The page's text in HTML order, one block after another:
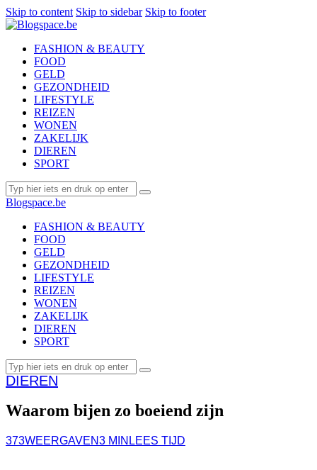
Skip to content Skip to sidebar Skip to footer
FASHION & BEAUTY
FOOD
GELD
GEZONDHEID
LIFESTYLE
REIZEN
WONEN
ZAKELIJK
DIEREN
SPORT
Blogspace.be
FASHION & BEAUTY
FOOD
GELD
GEZONDHEID
LIFESTYLE
REIZEN
WONEN
ZAKELIJK
DIEREN
SPORT
DIEREN
Waarom bijen zo boeiend zijn
373WEERGAVEN3 MIN LEES TIJD